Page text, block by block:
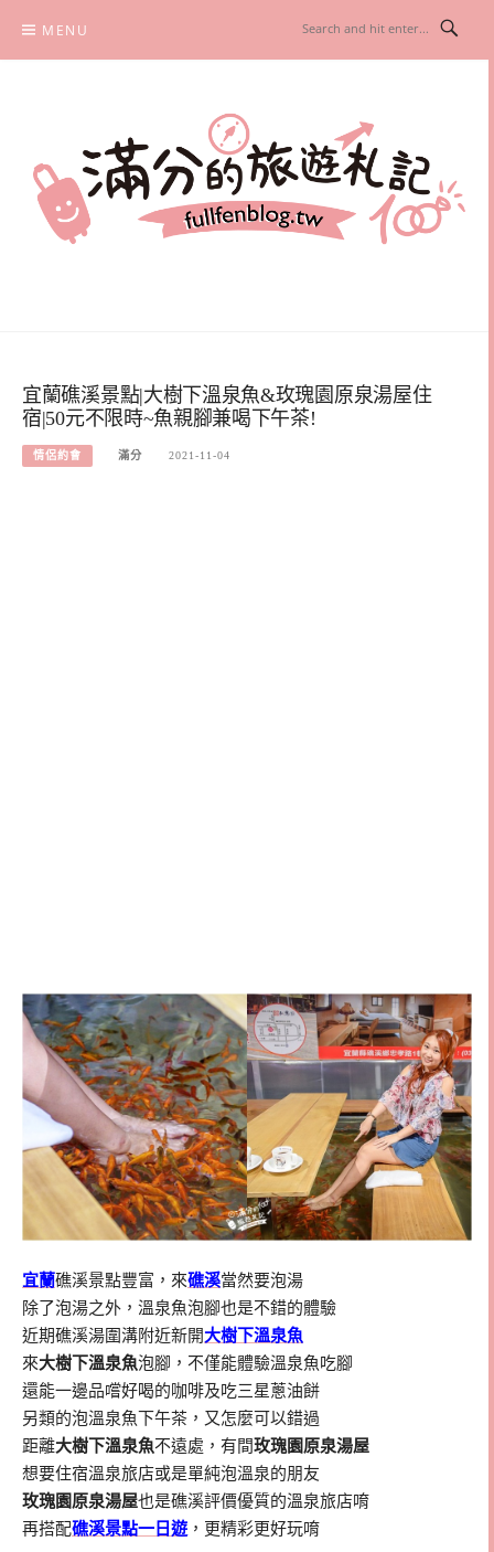
content
MENU
宜蘭礁溪景點|大樹下溫泉魚&玫瑰園原泉湯屋住
宿|50元不限時~魚親腳兼喝下午茶!
情侶約會 滿分 2021-11-04
宜蘭礁溪景點豐富，來礁溪當然要泡湯
除了泡湯之外，溫泉魚泡腳也是不錯的體驗
近期礁溪湯圍溝附近新開大樹下溫泉魚
來大樹下溫泉魚泡腳，不僅能體驗溫泉魚吃腳
還能一邊品嚐好喝的咖啡及吃三星蔥油餅
另類的泡溫泉魚下午茶，又怎麼可以錯過
距離大樹下溫泉魚不遠處，有間玫瑰園原泉湯屋
想要住宿溫泉旅店或是單純泡溫泉的朋友
玫瑰園原泉湯屋也是礁溪評價優質的溫泉旅店唷
再搭配礁溪景點一日遊 ，更精彩更好玩唷